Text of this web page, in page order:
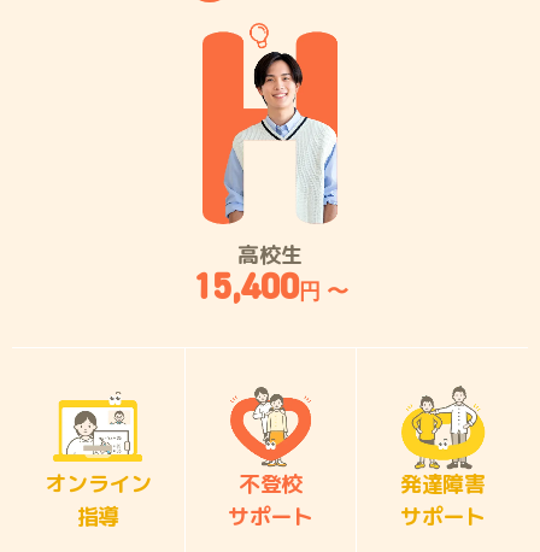
高校生
15,400円 〜
オンライン
指導
不登校
サポート
発達障害
サポート